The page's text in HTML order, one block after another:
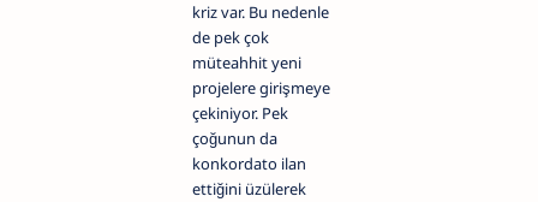
kriz var. Bu nedenle
de pek çok
müteahhit yeni
projelere girişmeye
çekiniyor. Pek
çoğunun da
konkordato ilan
ettiğini üzülerek